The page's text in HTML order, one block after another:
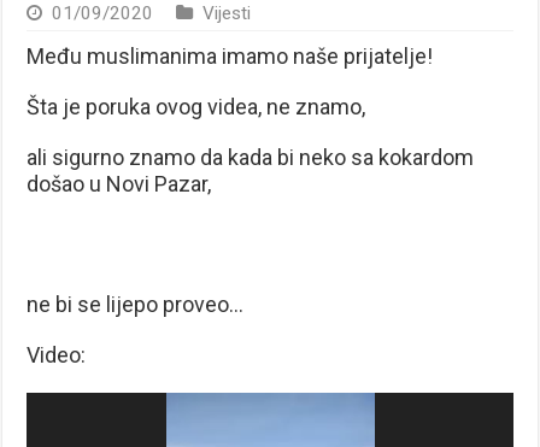
01/09/2020 Vijesti
Među muslimanima imamo naše prijatelje!
Šta je poruka ovog videa, ne znamo,
ali sigurno znamo da kada bi neko sa kokardom
došao u Novi Pazar,
ne bi se lijepo proveo…
Video: